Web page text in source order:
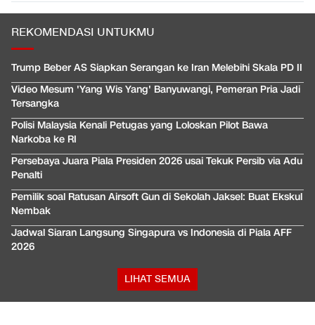
REKOMENDASI UNTUKMU
Trump Beber AS Siapkan Serangan ke Iran Melebihi Skala PD II
Video Mesum 'Yang Wis Yang' Banyuwangi, Pemeran Pria Jadi
Tersangka
Polisi Malaysia Kenali Petugas yang Loloskan Pilot Bawa
Narkoba ke RI
Persebaya Juara Piala Presiden 2026 usai Tekuk Persib via Adu
Penalti
Pemilik soal Ratusan Airsoft Gun di Sekolah Jaksel: Buat Ekskul
Nembak
Jadwal Siaran Langsung Singapura vs Indonesia di Piala AFF
2026
LIHAT SEMUA